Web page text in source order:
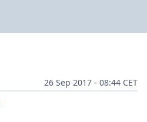
26 Sep 2017 - 08:44 CET